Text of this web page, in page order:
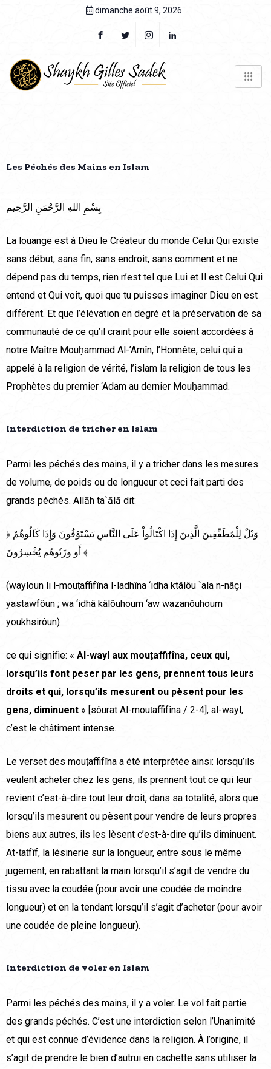
dimanche août 9, 2026
Les Péchés des Mains en Islam
بِسْمِ اللهِ الرَّحْمَنِ الرَّحِيم
La louange est à Dieu le Créateur du monde Celui Qui existe
sans début, sans fin, sans endroit, sans comment et ne
dépend pas du temps, rien n’est tel que Lui et Il est Celui Qui
entend et Qui voit, quoi que tu puisses imaginer Dieu en est
différent. Et que l’élévation en degré et la préservation de sa
communauté de ce qu’il craint pour elle soient accordées à
notre Maître Mouḥammad Al-’Amîn, l’Honnête, celui qui a
appelé à la religion de vérité, l’islam la religion de tous les
Prophètes du premier ‘Adam au dernier Mouḥammad.
Interdiction de tricher en Islam
Parmi les péchés des mains, il y a tricher dans les mesures
de volume, de poids ou de longueur et ceci fait parti des
grands péchés. Allāh ta`ālā dit:
﴿ وَيْلٌ لِلْمُطَفِّفِينَ الَّذِينَ إِذَا اكْتَالُواْ عَلَى النَّاسِ يَسْتَوْفُونَ وَإِذَا كَالُوهُمْ
أَو وزَنُوهُم يُخْسِرُونَ ﴾
(wayloun li l-mouṭaffifîna l-ladhîna ‘idha ktâlôu `ala n-nâçi
yastawfôun ; wa ‘idhâ kâlôuhoum ‘aw wazanôuhoum
youkhsirôun)
ce qui signifie: « Al-wayl aux mouṭaffifîna, ceux qui,
lorsqu’ils font peser par les gens, prennent tous leurs
droits et qui, lorsqu’ils mesurent ou pèsent pour les
gens, diminuent » [sôurat Al-mouṭaffifîna / 2-4], al-wayl,
c’est le châtiment intense.
Le verset des mouṭaffifîna a été interprétée ainsi: lorsqu’ils
veulent acheter chez les gens, ils prennent tout ce qui leur
revient c’est-à-dire tout leur droit, dans sa totalité, alors que
lorsqu’ils mesurent ou pèsent pour vendre de leurs propres
biens aux autres, ils les lèsent c’est-à-dire qu’ils diminuent.
At-ṭaṭfîf, la lésinerie sur la longueur, entre sous le même
jugement, en rabattant la main lorsqu’il s’agit de vendre du
tissu avec la coudée (pour avoir une coudée de moindre
longueur) et en la tendant lorsqu’il s’agit d’acheter (pour avoir
une coudée de pleine longueur).
Interdiction de voler en Islam
Parmi les péchés des mains, il y a voler. Le vol fait partie
des grands péchés. C’est une interdiction selon l’Unanimité
et qui est connue d’évidence dans la religion. À l’origine, il
s’agit de prendre le bien d’autrui en cachette sans utiliser la